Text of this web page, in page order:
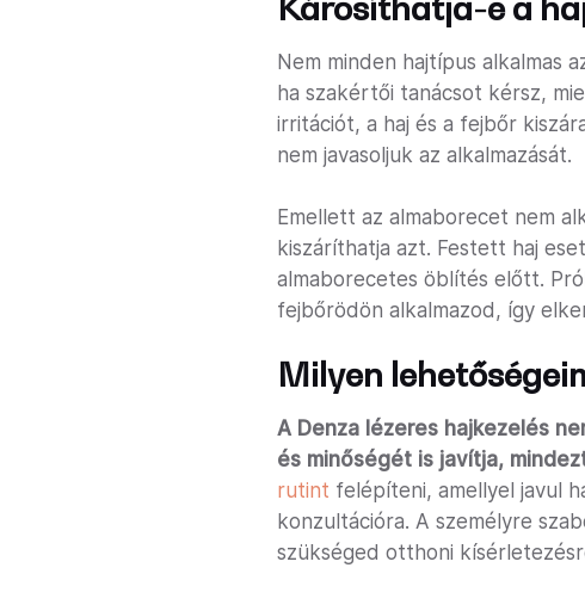
Nem minden hajtípus alkalmas
ha szakértői tanácsot kérsz,
irritációt, a haj és a fejbőr
nem javasoljuk az alkalmazását.
Emellett az almaborecet nem
kiszáríthatja azt. Festett haj
almaborecetes öblítés előtt.
fejbőrödön alkalmazod, így
Milyen
A Denza lézeres hajkezelés
és minőségét is javítja,
rutint felépíteni, amellyel javul
konzultációra. A személyre
szükséged otthoni